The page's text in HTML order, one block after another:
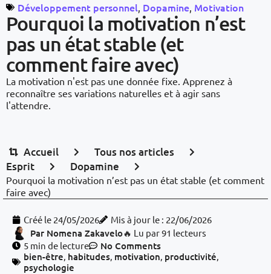
Pourquoi la motivation n’est
pas un état stable (et
comment faire avec)
Développement personnel, Dopamine, Motivation
La motivation n'est pas une donnée fixe. Apprenez à
reconnaître ses variations naturelles et à agir sans
l'attendre.
Accueil
Tous nos articles
Esprit
Dopamine
Pourquoi la motivation n’est pas un état stable (et comment
faire avec)
Créé le 24/05/2026 Mis à jour le : 22/06/2026
Par Nomena Zakavelo🔥 Lu par 91 lecteurs
5 min de lecture
No Comments
bien-être, habitudes, motivation, productivité,
psychologie